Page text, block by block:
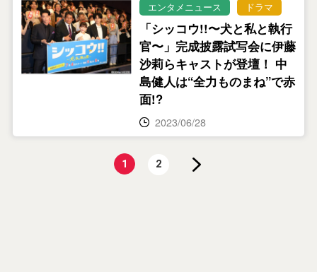
エンタメニュース ドラマ
「シッコウ!!〜犬と私と執行
官〜」完成披露試写会に伊藤
沙莉らキャストが登壇！ 中
島健人は“全力ものまね”で赤
面!?
2023/06/28
1 2